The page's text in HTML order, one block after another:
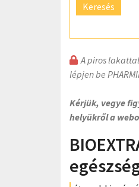
Keresés
A piros
lépjen be
Kérjük, vegye
helyükről a